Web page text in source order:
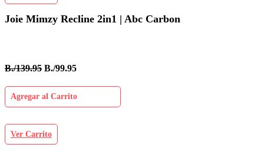
Joie Mimzy Recline 2in1 | Abc Carbon
B./139.95 B./99.95
Agregar al Carrito
Ver Carrito